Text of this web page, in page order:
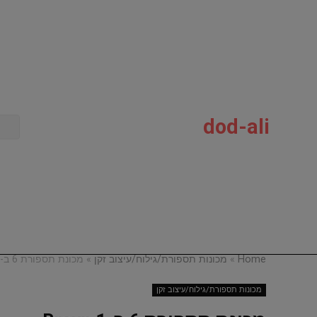
dod-ali
Home
» מכונות תספורת/גילוח/עיצוב זקן » מכונת תספורת 6 ב-1 Braun MGK3221
מכונות תספורת/גילוח/עיצוב זקן